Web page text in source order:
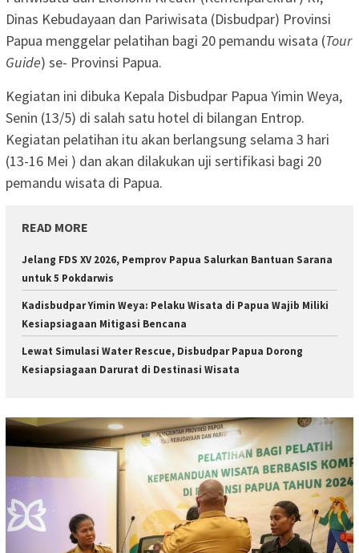
Dinas Kebudayaan dan Pariwisata (Disbudpar) Provinsi
Papua menggelar pelatihan bagi 20 pemandu wisata (Tour
Guide) se- Provinsi Papua.
Kegiatan ini dibuka Kepala Disbudpar Papua Yimin Weya,
Senin (13/5) di salah satu hotel di bilangan Entrop.
Kegiatan pelatihan itu akan berlangsung selama 3 hari
(13-16 Mei ) dan akan dilakukan uji sertifikasi bagi 20
pemandu wisata di Papua.
READ MORE
Jelang FDS XV 2026, Pemprov Papua Salurkan Bantuan Sarana
untuk 5 Pokdarwis
Kadisbudpar Yimin Weya: Pelaku Wisata di Papua Wajib Miliki
Kesiapsiagaan Mitigasi Bencana
Lewat Simulasi Water Rescue, Disbudpar Papua Dorong
Kesiapsiagaan Darurat di Destinasi Wisata